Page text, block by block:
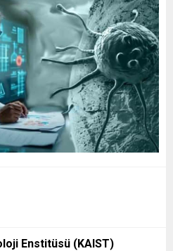
Enstitüsü (KAIST)